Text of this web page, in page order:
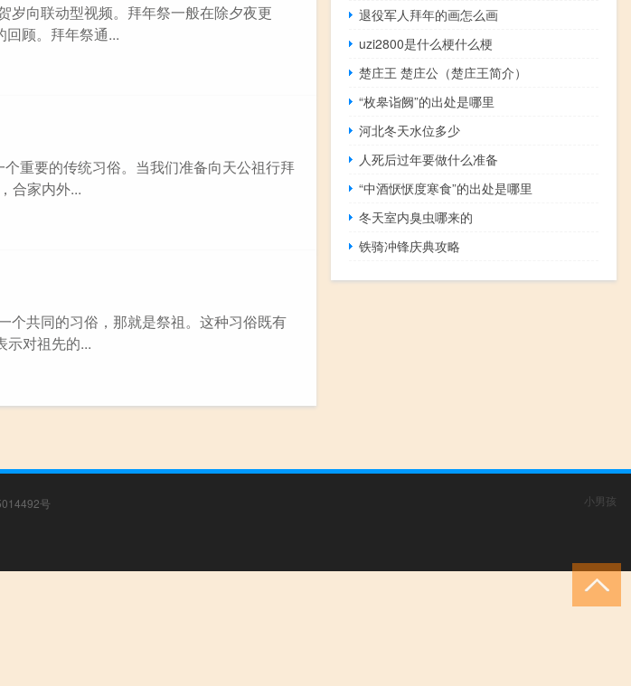
岁向联动型视频。拜年祭一般在除夕夜更
顾。拜年祭通...
重要的传统习俗。当我们准备向天公祖行拜
合家内外...
个共同的习俗，那就是祭祖。这种习俗既有
示对祖先的...
退役军人拜年的画怎么画
uzi2800是什么梗什么梗
楚庄王 楚庄公（楚庄王简介）
“枚皋诣阙”的出处是哪里
河北冬天水位多少
人死后过年要做什么准备
“中酒恹恹度寒食”的出处是哪里
冬天室内臭虫哪来的
铁骑冲锋庆典攻略
号
小男孩